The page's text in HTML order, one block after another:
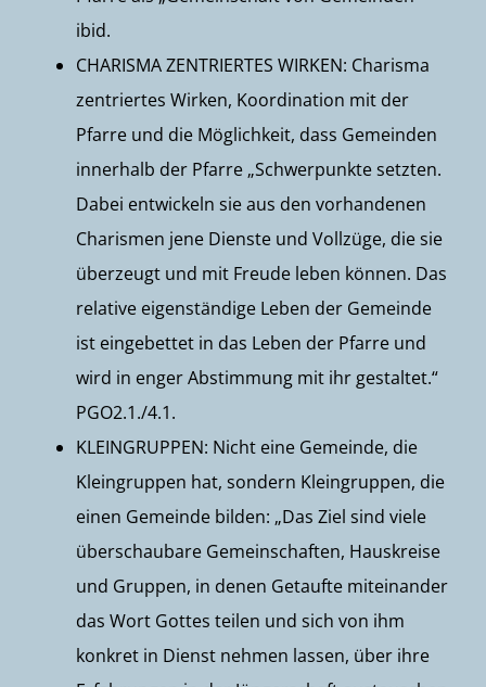
ibid.
CHARISMA ZENTRIERTES WIRKEN: Charisma
zentriertes Wirken, Koordination mit der
Pfarre und die Möglichkeit, dass Gemeinden
innerhalb der Pfarre „Schwerpunkte setzten.
Dabei entwickeln sie aus den vorhandenen
Charismen jene Dienste und Vollzüge, die sie
überzeugt und mit Freude leben können. Das
relative eigenständige Leben der Gemeinde
ist eingebettet in das Leben der Pfarre und
wird in enger Abstimmung mit ihr gestaltet.“
PGO2.1./4.1.
KLEINGRUPPEN: Nicht eine Gemeinde, die
Kleingruppen hat, sondern Kleingruppen, die
einen Gemeinde bilden: „Das Ziel sind viele
überschaubare Gemeinschaften, Hauskreise
und Gruppen, in denen Getaufte miteinander
das Wort Gottes teilen und sich von ihm
konkret in Dienst nehmen lassen, über ihre